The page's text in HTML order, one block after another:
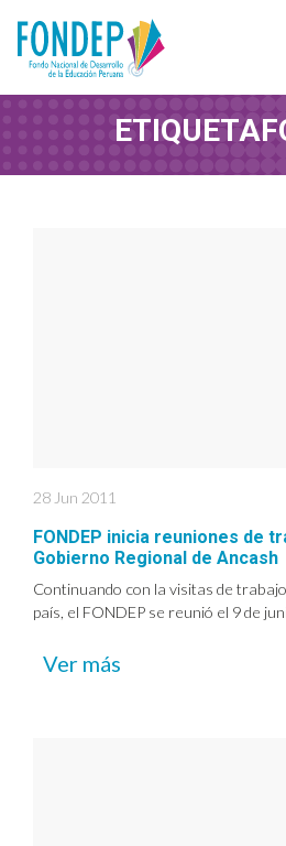
ETIQUETA
28 Jun 2011
FONDEP inicia reuniones de
Gobierno Regional de Ancash
Continuando con la visitas de
país, el FONDEP se reunió el 9 de
Ver más